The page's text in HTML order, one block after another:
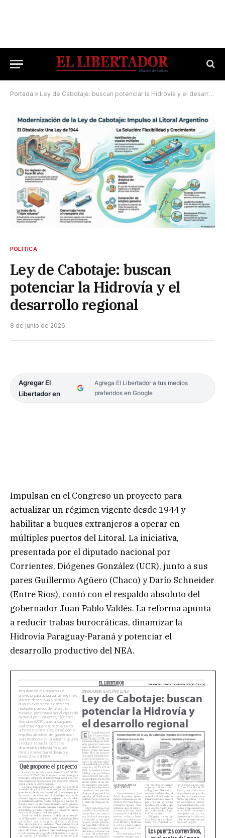
Portada » Ley de Cabotaje: buscan potenciar la Hidrovía y el desarrollo regional
POLÍTICA
Ley de Cabotaje: buscan
potenciar la Hidrovía y el
desarrollo regional
8 de junio de 2026
Agregar El
Libertador en
Agrega El Libertador a tus medios
preferidos en Google
Impulsan en el Congreso un proyecto para
actualizar un régimen vigente desde 1944 y
habilitar a buques extranjeros a operar en
múltiples puertos del Litoral. La iniciativa,
presentada por el diputado nacional por
Corrientes, Diógenes González (UCR), junto a sus
pares Guillermo Agüero (Chaco) y Darío Schneider
(Entre Ríos), contó con el respaldo absoluto del
gobernador Juan Pablo Valdés. La reforma apunta
a reducir trabas burocráticas, dinamizar la
Hidrovía Paraguay-Paraná y potenciar el
desarrollo productivo del NEA.